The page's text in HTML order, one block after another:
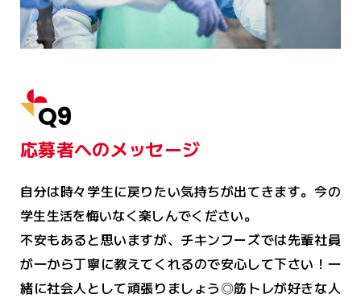
Q9
応募者へのメッセージ
自分は時々学生に戻りたい気持ちが出てきます。今の
学生生活を悔いなく楽しんでください。
不安もあると思いますが、チキンフーズでは先輩社員
が一から丁寧に教えてくれるので安心して下さい！一
緒に社会人として頑張りましょう◎筋トレが好きな人